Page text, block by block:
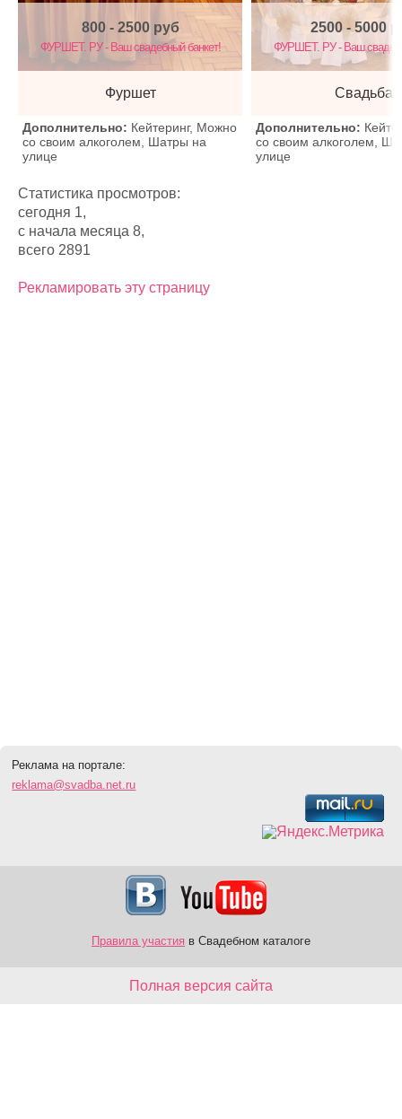
Фуршет
800 - 2500 руб
ФУРШЕТ. РУ - Ваш свадебный банкет!
Дополнительно: Кейтеринг, Можно
со своим алкоголем, Шатры на
улице
Свадьба
2500 - 5000
ФУРШЕТ. РУ - Ваш
Дополнительно:
со своим алкоголем,
улице
Статистика просмотров:
сегодня 1,
с начала месяца 8,
всего 2891
Рекламировать эту страницу
Реклама на портале:
reklama@svadba.net.ru
Правила участия в Свадебном каталоге
Полная версия сайта